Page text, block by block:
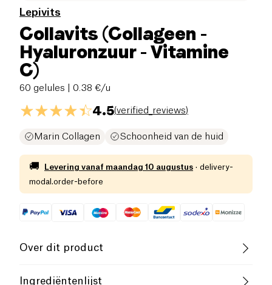
Lepivits
Collavits (Collageen -
Hyaluronzuur - Vitamine
C)
60 gelules | 0.38 €/u
4.5(verified_reviews)
Marin Collagen Schoonheid van de huid
🚚 Levering vanaf maandag 10 augustus · delivery-
modal.order-before
Over dit product
Glutenvrij (ingrediënten)
Ingrediëntenlijst